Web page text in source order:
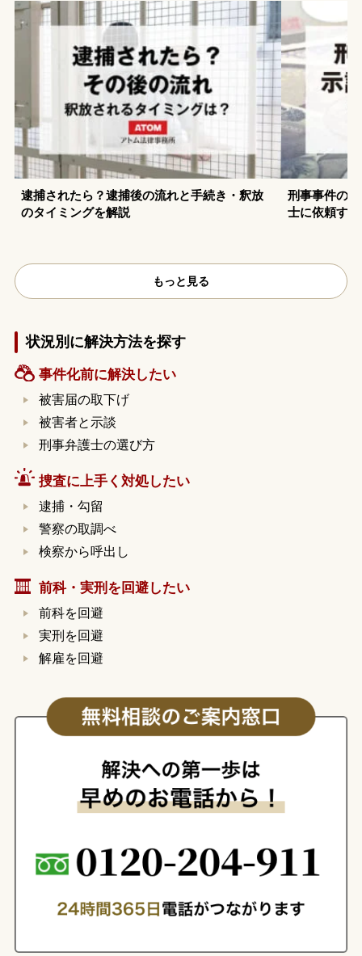
逮捕されたら？逮捕後の流れと手続き・釈放
のタイミングを解説
刑事事件の
士に依頼す
もっと見る
状況別に解決方法を探す
事件化前に解決したい
被害届の取下げ
被害者と示談
刑事弁護士の選び方
捜査に上手く対処したい
逮捕・勾留
警察の取調べ
検察から呼出し
前科・実刑を回避したい
前科を回避
実刑を回避
解雇を回避